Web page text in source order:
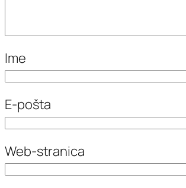
Ime
E-pošta
Web-stranica